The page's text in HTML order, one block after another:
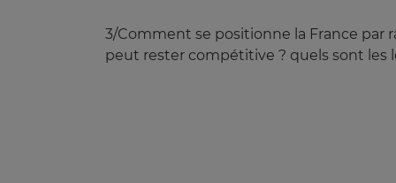
3/Comment se positionne la France par
peut rester compétitive ? quels sont les